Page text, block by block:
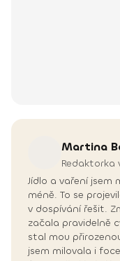
Martina
Redaktorka
Jídlo a vaření jsem
méně. To se
v dospívání řešit.
začala pravidelně
stal mou
jsem milovala i